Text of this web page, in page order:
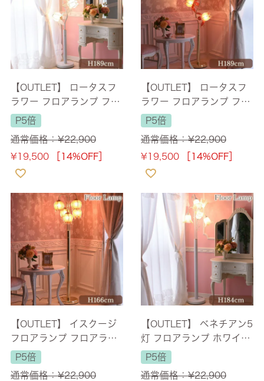
【OUTLET】 ロータスフ
ラワー フロアランプ フロ
アライト 4灯 ホワイト 高
さ189cm 【送料無料】
[Y]
P5倍
通常価格：¥22,900
¥19,500 ［14%OFF］
【OUTLET】 ロータスフ
ラワー フロアランプ フロ
アライト 4灯 ゴールド 高
さ189cm 【送料無料】
[Y]
P5倍
通常価格：¥22,900
¥19,500 ［14%OFF］
【OUTLET】 イスクージ
フロアランプ フロアライ
ト 5灯 ゴールド 高さ166
cm 【送料無料】 [Y]
P5倍
通常価格：¥22,900
【OUTLET】 ベネチアン5
灯 フロアランプ ホワイト
高さ184cm 【送料無料】
[Y]
P5倍
通常価格：¥22,900